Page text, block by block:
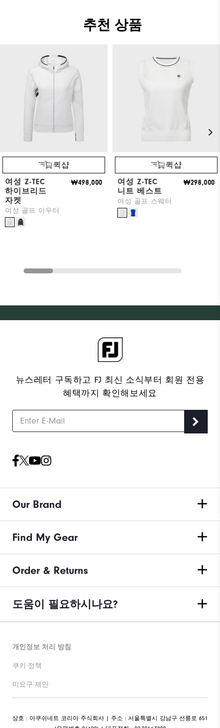
추천 상품
퀵샵
여성 Z-TEC
하이브리드
자켓
여성 골프 아우터
₩498,000
퀵샵
여성 Z-TEC
니트 베스트
여성 골프 스웨터
₩298,000
뉴스레터 구독하고 FJ 최신 소식부터 회원 전용
혜택까지 확인해보세요
Our Brand
Find My Gear
Order & Returns
도움이 필요하시나요?
개인정보 처리 방침
쿠키 정책
미요구 제안
상호 : 아쿠쉬네트 코리아 주식회사 | 주소 : 서울특별시 강남구 선릉로 651